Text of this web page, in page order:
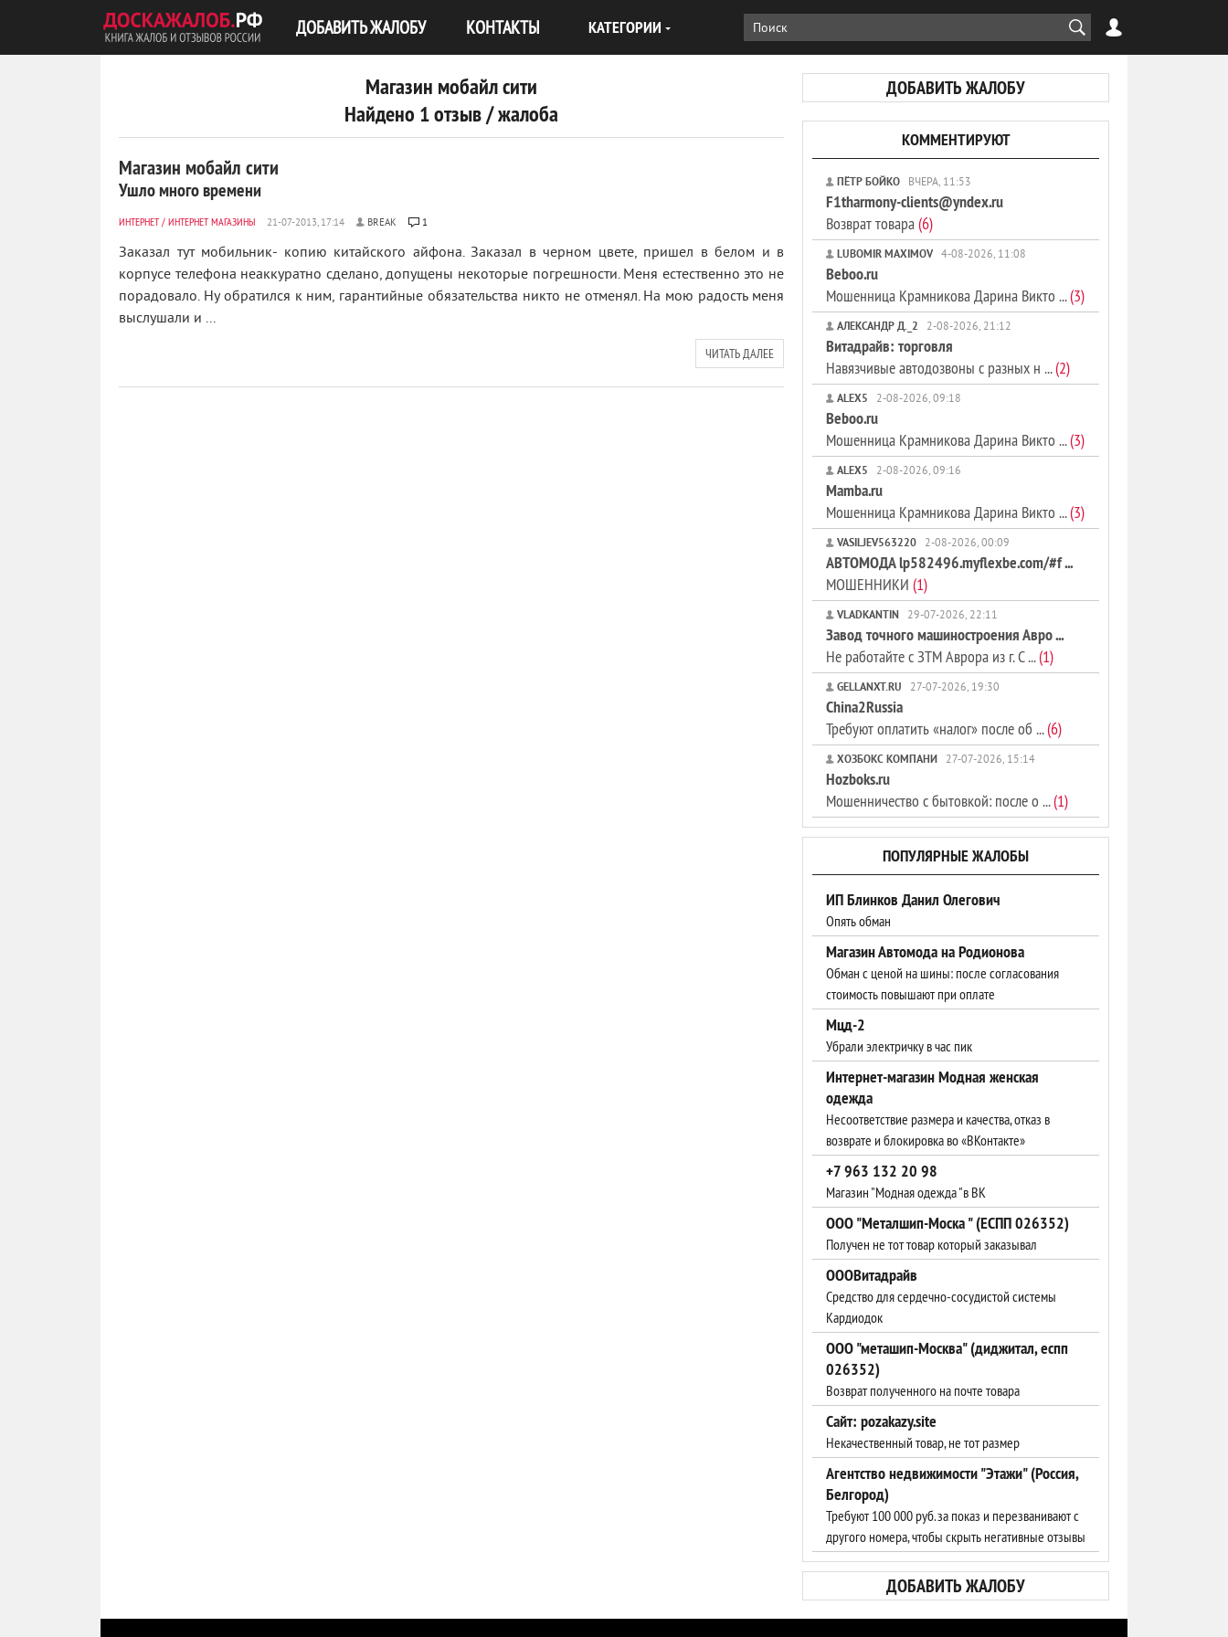
ДОБАВИТЬ ЖАЛОБУ КОНТАКТЫ КАТЕГОРИИ
ДОБАВИТЬ ЖАЛОБУ
Магазин мобайл сити
Найдено 1 отзыв / жалоба
Магазин мобайл сити
Ушло много времени
ИНТЕРНЕТ/ ИНТЕРНЕТ МАГАЗИНЫ BREAK 1
Заказал тут мобильник- копию китайского айфона. Заказал в черном цвете, пришел в белом и в
корпусе телефона неаккуратно сделано, допущены некоторые погрешности. Меня естественно это не
порадовало. Ну обратился к ним, гарантийные обязательства никто не отменял. На мою радость меня
выслушали и ...
ЧИТАТЬ ДАЛЕЕ
КОММЕНТИРУЮТ
ПЁТР БОЙКО ВЧЕРА, 11:53
F1tharmony-clients@yndex.ru
Возврат товара(6)
LUBOMIR MAXIMOV 4-08-2026, 11:08
Beboo.ru
Мошенница Крамникова Дарина Викто ...(3)
АЛЕКСАНДР Д._2 2-08-2026, 21:12
Витадрайв: торговля
Навязчивые автодозвоны с разных н ...(2)
ALEX5 2-08-2026, 09:18
Beboo.ru
Мошенница Крамникова Дарина Викто ...(3)
ALEX5 2-08-2026, 09:16
Mamba.ru
Мошенница Крамникова Дарина Викто ...(3)
VASILJEV563220 2-08-2026, 00:09
АВТОМОДА lp582496.myflexbe.com/#f ...
МОШЕННИКИ (1)
VLADKANTIN 29-07-2026, 22:11
Завод точного машиностроения Авро ...
Не работайте с ЗТМ Аврора из г. С ...(1)
GELLANXT.RU 27-07-2026, 19:30
China2Russia
Требуют оплатить «налог» после об ...(6)
ХОЗБОКС КОМПАНИ 27-07-2026, 15:14
Hozboks.ru
Мошенничество с бытовкой: после о ...(1)
ПОПУЛЯРНЫЕ ЖАЛОБЫ
ИП Блинков Данил Олегович
Опять обман
Магазин Автомода на Родионова
Обман с ценой на шины: после согласования
стоимость повышают при оплате
Мцд-2
Убрали электричку в час пик
Интернет-магазин Модная женская
одежда
Несоответствие размера и качества, отказ в
возврате и блокировка во «ВКонтакте»
+7 963 132 20 98
Магазин "Модная одежда "в ВК
ООО "Металшип-Моска " (ЕСПП 026352)
Получен не тот товар который заказывал
ОООВитадрайв
Средство для сердечно-сосудистой системы
Кардиодок
ООО "меташип-Москва" (диджитал, еспп
026352)
Возврат полученного на почте товара
Сайт: pozakazy.site
Некачественный товар, не тот размер
Агентство недвижимости "Этажи" (Россия,
Белгород)
Требуют 100 000 руб. за показ и перезванивают с
другого номера, чтобы скрыть негативные отзывы
ДОБАВИТЬ ЖАЛОБУ